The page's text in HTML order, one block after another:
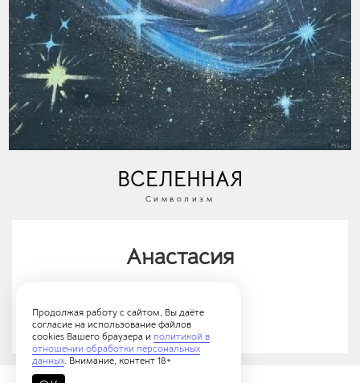
ВСЕЛЕННАЯ
Символизм
Анастасия
Продолжая работу с сайтом, Вы даёте
согласие на использование файлов
cookies Вашего браузера и политикой в
отношении обработки персональных
данных. Внимание, контент 18+